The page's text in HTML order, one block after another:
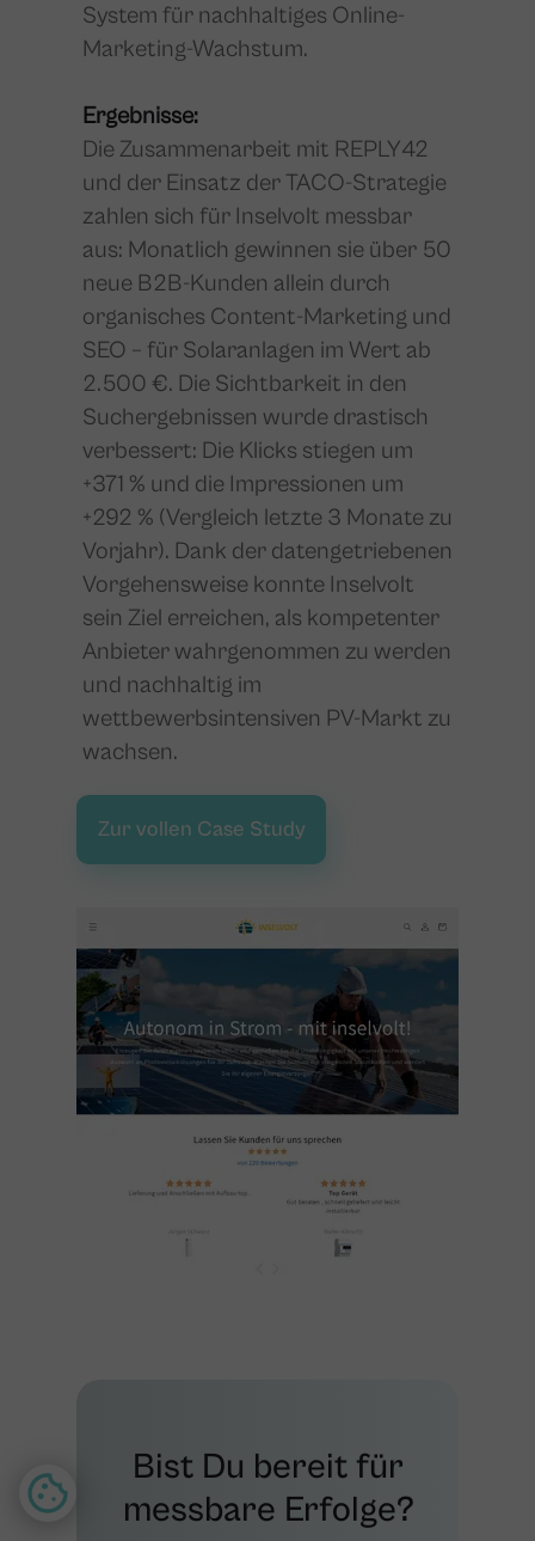
System für nachhaltiges Online-
Marketing-Wachstum.
Ergebnisse:
Die Zusammenarbeit mit REPLY42
und der Einsatz der TACO-Strategie
zahlen sich für Inselvolt messbar
aus: Monatlich gewinnen sie über 50
neue B2B-Kunden allein durch
organisches Content-Marketing und
SEO – für Solaranlagen im Wert ab
2.500 €. Die Sichtbarkeit in den
Suchergebnissen wurde drastisch
verbessert: Die Klicks stiegen um
+371 % und die Impressionen um
+292 % (Vergleich letzte 3 Monate zu
Vorjahr). Dank der datengetriebenen
Vorgehensweise konnte Inselvolt
sein Ziel erreichen, als kompetenter
Anbieter wahrgenommen zu werden
und nachhaltig im
wettbewerbsintensiven PV-Markt zu
wachsen.
Zur vollen Case Study
Bist Du bereit für
messbare Erfolge?